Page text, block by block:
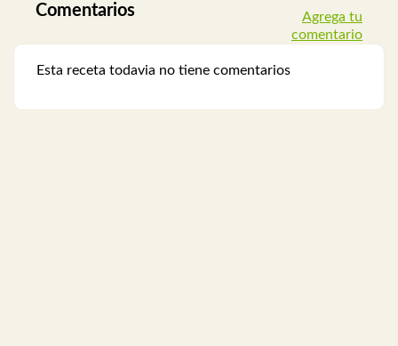
Comentarios
Agrega tu
comentario
Esta receta todavia no tiene comentarios